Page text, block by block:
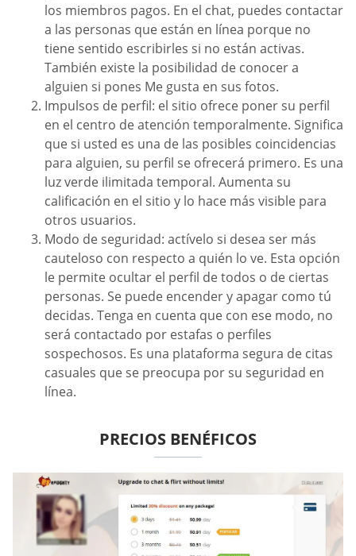
los miembros pagos. En el chat, puedes contactar
a las personas que están en línea porque no
tiene sentido escribirles si no están activas.
También existe la posibilidad de conocer a
alguien si pones Me gusta en sus fotos.
Impulsos de perfil: el sitio ofrece poner su perfil
en el centro de atención temporalmente. Significa
que si usted es una de las posibles coincidencias
para alguien, su perfil se ofrecerá primero. Es una
luz verde ilimitada temporal. Aumenta su
calificación en el sitio y lo hace más visible para
otros usuarios.
Modo de seguridad: actívelo si desea ser más
cauteloso con respecto a quién lo ve. Esta opción
le permite ocultar el perfil de todos o de ciertas
personas. Se puede encender y apagar como tú
decidas. Tenga en cuenta que con ese modo, no
será contactado por estafas o perfiles
sospechosos. Es una plataforma segura de citas
casuales que se preocupa por su seguridad en
línea.
PRECIOS BENÉFICOS